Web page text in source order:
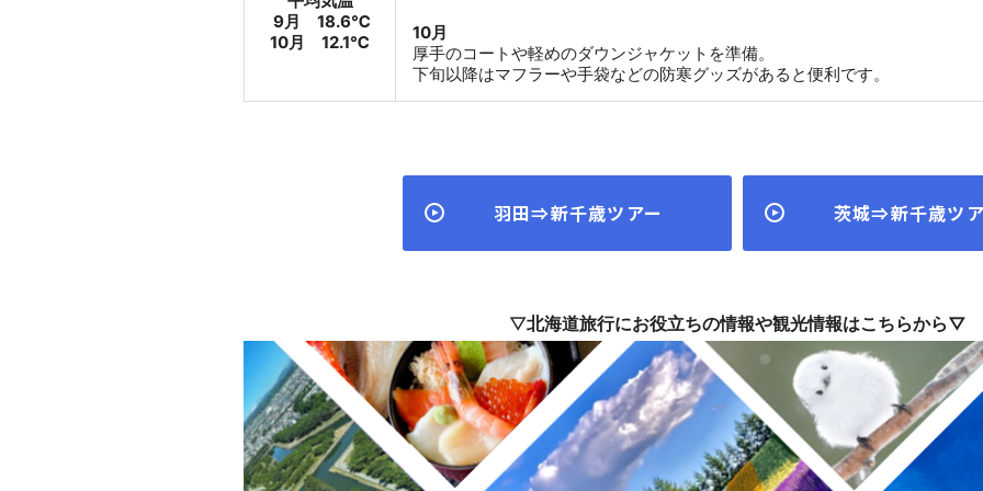
9月 18.6℃
10月 12.1℃
10月
厚手のコートや軽めのダウンジャケットを準備。
下旬以降はマフラーや手袋などの防寒グッズがあると便利です。
羽田⇒新千歳ツアー 茨城⇒新千歳ツ
▽北海道旅行にお役立ちの情報や観光情報はこちらから▽